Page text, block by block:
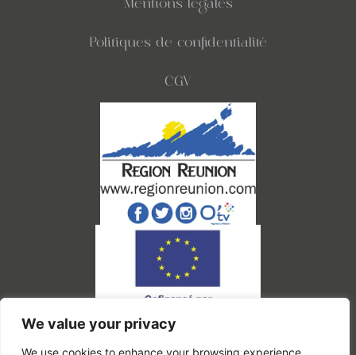
We value your privacy
We use cookies to enhance your browsing experience,
Mentions légales
Politiques de confidentialité
CGV
Ce site a été financé par l'Union Européenne dans le cadre du programme FEDER-
La Réunion.